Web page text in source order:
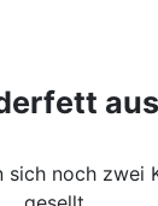
noch zwei